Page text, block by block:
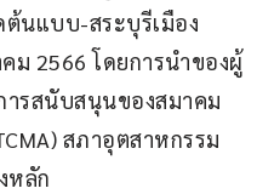
ต้นแบบ-สระบุรีเมือง
ม 2566 โดยการนำของผู้
ารสนับสนุนของสมาคม
สภาอุตสาหกรรม
หลัก